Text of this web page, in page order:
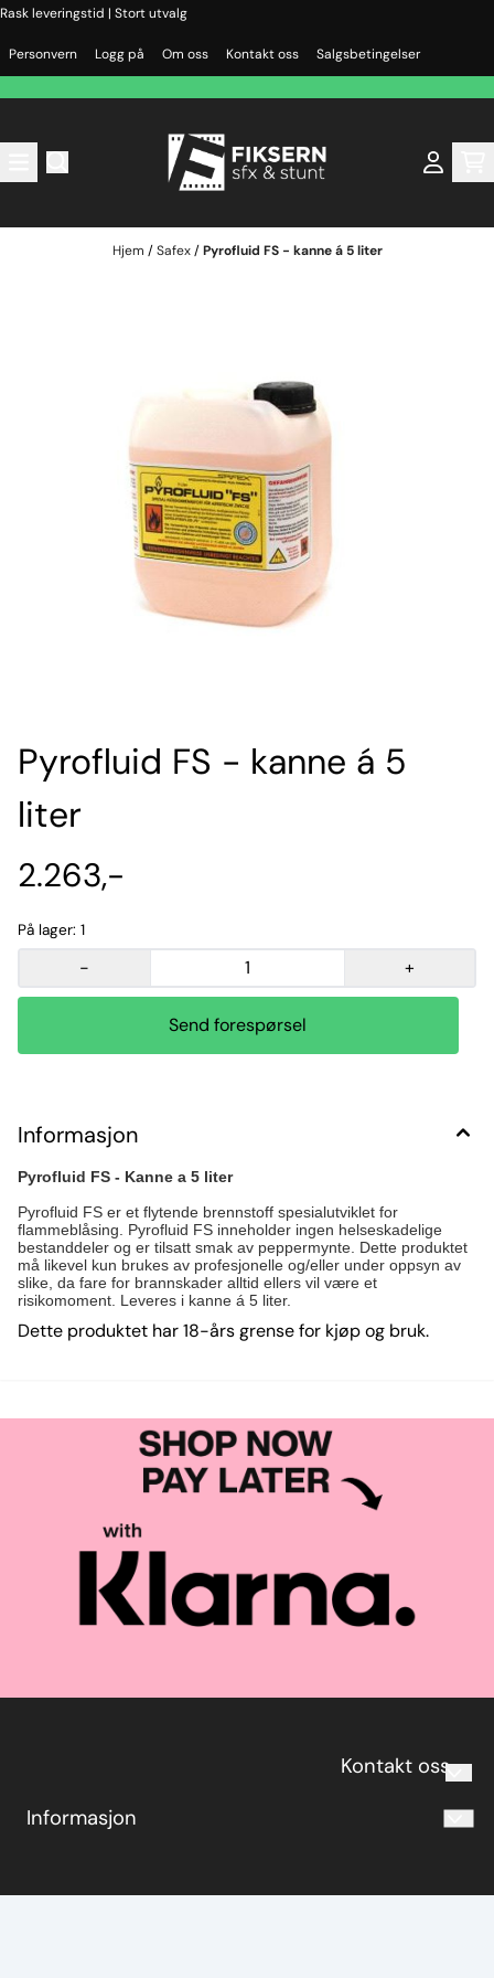
Hopp til innhold
Rask leveringstid | Stort utvalg
Personvern Logg på Om oss Kontakt oss Salgsbetingelser
Hjem /Safex/Pyrofluid FS - kanne á 5 liter
Pyrofluid FS - kanne á 5
liter
2.263,-
På lager: 1
- +
Send forespørsel
Informasjon
Pyrofluid FS - Kanne a 5 liter
Pyrofluid FS er et flytende brennstoff spesialutviklet for
flammeblåsing. Pyrofluid FS inneholder ingen helseskadelige
bestanddeler og er tilsatt smak av peppermynte. Dette produktet
må likevel kun brukes av profesjonelle og/eller under oppsyn av
slike, da fare for brannskader alltid ellers vil være et
risikomoment. Leveres i kanne á 5 liter.
Dette produktet har 18-års grense for kjøp og bruk.
Kontakt oss
post@fiksern.no
Informasjon
Om oss